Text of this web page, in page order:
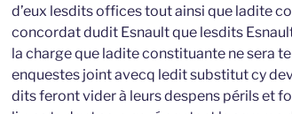
d’eux lesdits offices tout ainsi que ladite
concordat dudit Esnault que lesdits
la charge que ladite constituante ne sera
enquestes joint avecq ledit substitut cy
dits feront vider à leurs despens périls et